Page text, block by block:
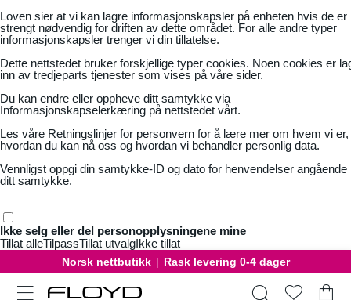
Loven sier at vi kan lagre informasjonskapsler på enheten hvis de er
strengt nødvendig for driften av dette området. For alle andre typer
informasjonskapsler trenger vi din tillatelse.
Dette nettstedet bruker forskjellige typer cookies. Noen cookies er
inn av tredjeparts tjenester som vises på våre sider.
Du kan endre eller oppheve ditt samtykke via
Informasjonskapselerkæring på nettstedet vårt.
Les våre Retningslinjer for personvern for å lære mer om hvem vi er,
hvordan du kan nå oss og hvordan vi behandler personlig data.
Vennligst oppgi din samtykke-ID og dato for henvendelser angående
ditt samtykke.
Ikke selg eller del personopplysningene mine
Tillat alleTilpassTillat utvalgIkke tillat
Norsk nettbutikk | Rask levering 0-4 dager